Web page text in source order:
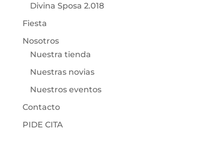
Divina Sposa 2.018
Fiesta
Nosotros
Nuestra tienda
Nuestras novias
Nuestros eventos
Contacto
PIDE CITA